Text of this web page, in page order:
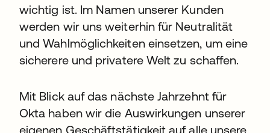
wichtig ist. Im Namen unserer Kunden
werden wir uns weiterhin für Neutralität
und Wahlmöglichkeiten einsetzen, um eine
sicherere und privatere Welt zu schaffen.
Mit Blick auf das nächste Jahrzehnt für
Okta haben wir die Auswirkungen unserer
eigenen Geschäftstätigkeit auf alle unsere